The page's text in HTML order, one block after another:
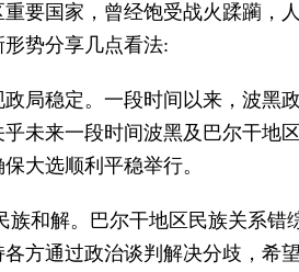
要国家，曾经饱受战火蹂躏，
势分享几点看法:
局稳定。一段时间以来，波黑
未来一段时间波黑及巴尔干地
大选顺利平稳举行。
族和解。巴尔干地区民族关系
方通过政治谈判解决分歧，希